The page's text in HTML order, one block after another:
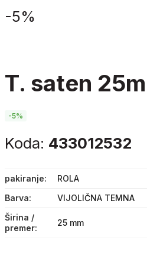
-5%
t. saten
-5%
Koda: 433012532
pakiranje
ROLA
Barva
VIJOLIČNA TEMNA
Širina /
premer
25 mm